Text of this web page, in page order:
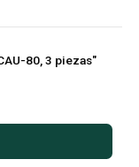
80, 3 piezas"